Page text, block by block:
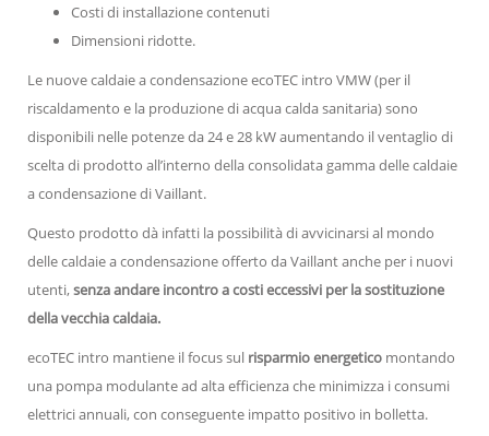
Costi di installazione contenuti
Dimensioni ridotte.
Le nuove caldaie a condensazione ecoTEC intro VMW (per il
riscaldamento e la produzione di acqua calda sanitaria) sono
disponibili nelle potenze da 24 e 28 kW aumentando il ventaglio di
scelta di prodotto all’interno della consolidata gamma delle caldaie
a condensazione di Vaillant.
Questo prodotto dà infatti la possibilità di avvicinarsi al mondo
delle caldaie a condensazione offerto da Vaillant anche per i nuovi
utenti,senza andare incontro a costi eccessivi per la sostituzione
della vecchia caldaia.
ecoTEC intro mantiene il focus sul risparmio energetico montando
una pompa modulante ad alta efficienza che minimizza i consumi
elettrici annuali, con conseguente impatto positivo in bolletta.